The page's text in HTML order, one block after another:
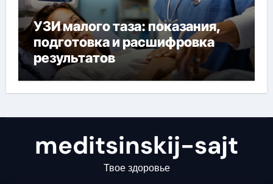
УЗИ малого таза: показания,
подготовка и расшифровка
результатов
meditsinskij-sajt
Твое здоровье